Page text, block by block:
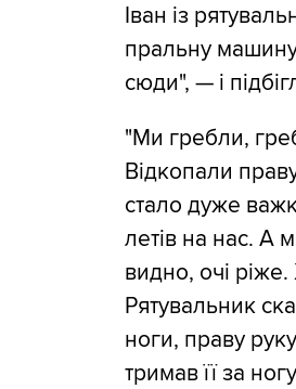
Іван із
пральну
сюди", — і
"Ми гребли,
Відкопали
стало дуже
летів на нас. А
видно, очі
Рятувальник
ноги, праву
тримав її за